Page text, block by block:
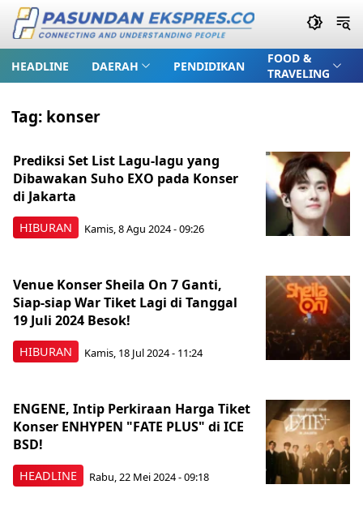
HEADLINE DAERAH PENDIDIKAN
FOOD &
TRAVELING
Tag: konser
HIBURAN
Prediksi Set List Lagu-lagu yang
Dibawakan Suho EXO pada Konser
di Jakarta
Kamis, 8 Agu 2024 - 09:26
HIBURAN
Venue Konser Sheila On 7 Ganti,
Siap-siap War Tiket Lagi di Tanggal
19 Juli 2024 Besok!
Kamis, 18 Jul 2024 - 11:24
HEADLINE
ENGENE, Intip Perkiraan Harga Tiket
Konser ENHYPEN "FATE PLUS" di ICE
BSD!
Rabu, 22 Mei 2024 - 09:18